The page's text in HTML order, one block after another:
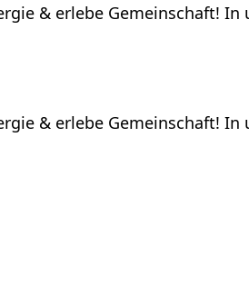
& erlebe Gemeinschaft!
& erlebe Gemeinschaft!